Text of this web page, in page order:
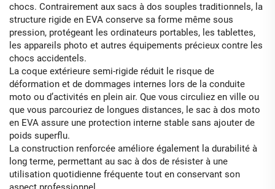
chocs. Contrairement aux sacs à dos souples traditionnels, la
structure rigide en EVA conserve sa forme même sous
pression, protégeant les ordinateurs portables, les tablettes,
les appareils photo et autres équipements précieux contre les
chocs accidentels.
La coque extérieure semi-rigide réduit le risque de
déformation et de dommages internes lors de la conduite
moto ou d’activités en plein air. Que vous circuliez en ville ou
que vous parcouriez de longues distances, le sac à dos moto
en EVA assure une protection interne stable sans ajouter de
poids superflu.
La construction renforcée améliore également la durabilité à
long terme, permettant au sac à dos de résister à une
utilisation quotidienne fréquente tout en conservant son